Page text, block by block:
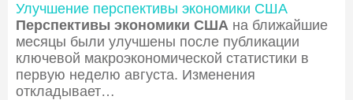
Улучшение перспективы экономики США
Перспективы экономики США на ближайшие
месяцы были улучшены после публикации
ключевой макроэкономической статистики в
первую неделю августа. Изменения
откладывает…